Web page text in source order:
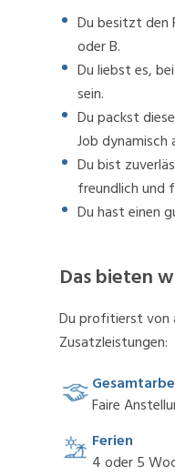
Du besitzt den
oder B.
Du liebst es,
sein.
Du packst
Job dynamisch
Du bist
freundlich und
Du hast einen
Das bieten
Du profitierst
Zusatzleistungen:
Faire
Ferien
4 oder 5